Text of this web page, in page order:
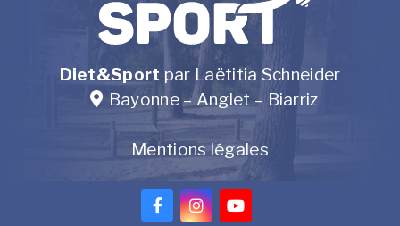
Diet&Sport par Laëtitia Schneider
Bayonne – Anglet – Biarriz
Mentions légales